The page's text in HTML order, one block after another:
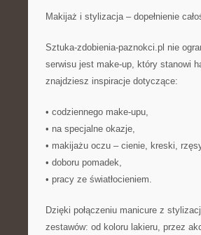
Makijaż i stylizacja – dopełnienie
Sztuka-zdobienia-paznokci.pl nie
serwisu jest make-up, który stanowi
znajdziesz inspiracje dotyczące:
• codziennego make-upu,
• na specjalne okazje,
• makijażu oczu – cienie, kreski,
• doboru pomadek,
• pracy ze światłocieniem.
Dzięki połączeniu manicure z
zestawów: od koloru lakieru, przez